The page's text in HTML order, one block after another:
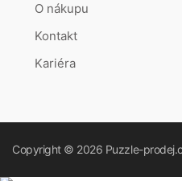
O nákupu
Kontakt
Kariéra
Copyright © 2026 Puzzle-